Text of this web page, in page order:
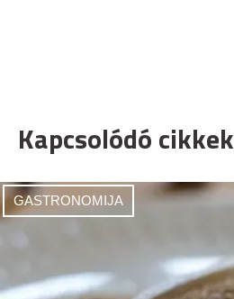
Kapcsolódó cikkek
GASTRONOMIJA